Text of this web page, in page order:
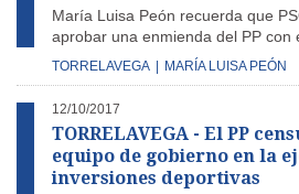
María Luisa Peón recuerda que
aprobar una enmienda del PP con
TORRELAVEGA MARÍA LUISA PEÓN
12/10/2017
TORRELAVEGA - El PP
equipo de gobierno en la
inversiones deportivas